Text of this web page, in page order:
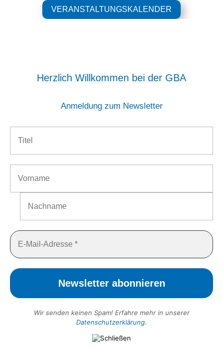
VERANSTALTUNGSKALENDER
Herzlich Willkommen bei der GBA
Anmeldung zum Newsletter
Wir senden keinen Spam! Erfahre mehr in unserer
Datenschutzerklärung.